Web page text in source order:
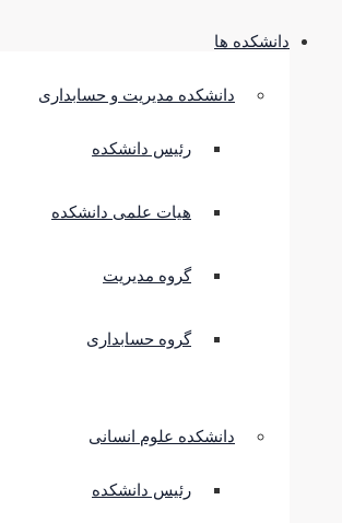
دانشکده ها
دانشکده مدیریت و حسابداری
رئیس دانشکده
هیات علمی دانشکده
گروه مدیریت
گروه حسابداری
دانشکده علوم انسانی
رئیس دانشکده